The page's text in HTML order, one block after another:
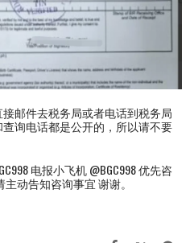
邮件去税务局或者电话到税务局
询电话都是公开的，所以请不要
电报小飞机 @BGC998 优先咨
动告知咨询事宜 谢谢。